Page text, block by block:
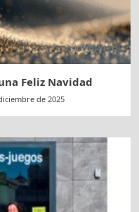
Feliz Navidad
de 2025